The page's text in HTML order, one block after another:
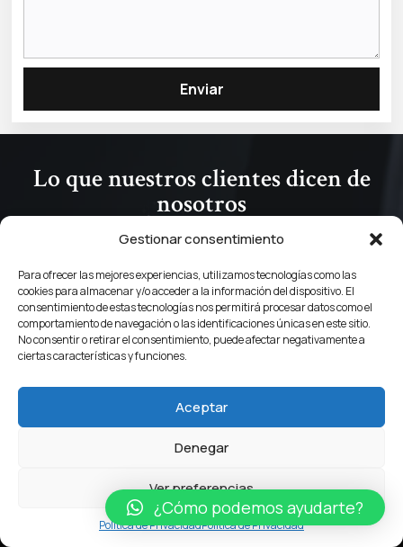
Gestionar consentimiento
Para ofrecer las mejores experiencias, utilizamos tecnologías como las
cookies para almacenar y/o acceder a la información del dispositivo. El
consentimiento de estas tecnologías nos permitirá procesar datos como el
comportamiento de navegación o las identificaciones únicas en este sitio.
No consentir o retirar el consentimiento, puede afectar negativamente a
ciertas características y funciones.
Aceptar
Denegar
Ver preferencias
Política de PrivacidadPolítica de Privacidad
Enviar
Lo que nuestros clientes dicen de
nosotros
de los
después
trato tan
Vi un anuncio de un conocido cocinero que
invertía en Forex y estaba ganando mucho dinero.
comenzó mi calvario. Al principio todo iba bien, pero
tiempo perdí todos mis ahorros. Busqué en internet y
Jorge, mi abogado, que me ayudó a entender que
víctima de malas prácticas y me ayudó a recuperar
Rubén Santiago
¿Cómo podemos ayudarte?